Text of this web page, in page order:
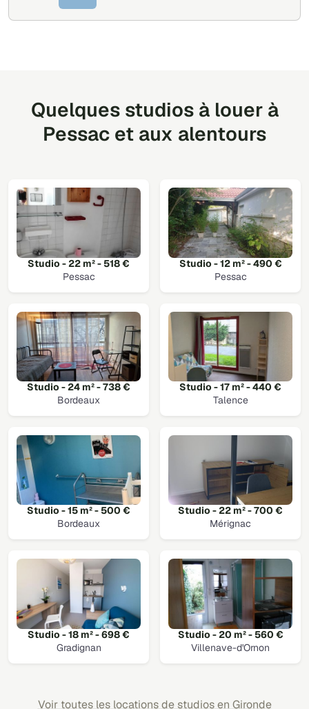
Quelques studios à louer à
Pessac et aux alentours
Studio - 22 m² - 518 €
Pessac
Studio - 12 m² - 490 €
Pessac
Studio - 24 m² - 738 €
Bordeaux
Studio - 17 m² - 440 €
Talence
Studio - 15 m² - 500 €
Bordeaux
Studio - 22 m² - 700 €
Mérignac
Studio - 18 m² - 698 €
Gradignan
Studio - 20 m² - 560 €
Villenave-d'Ornon
Voir toutes les locations de studios en Gironde